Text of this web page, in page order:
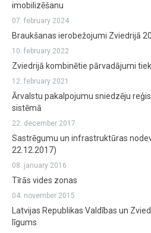
imobilizēšanu
07. february 2024
Braukšanas ierobežojumi Zviedrijā
10. february 2022
Zviedrijā kombinētie pārvadājumi
12. february 2021
Ārvalstu pakalpojumu sniedzēju
sistēmā
22. december 2017
Sastrēgumu un infrastruktūras
22.12.2017)
08. january 2016
Tīrās vides zonas
04. november 2015
Latvijas Republikas Valdības un
līgums